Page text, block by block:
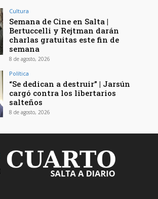
Cultura
Semana de Cine en Salta |
Bertuccelli y Rejtman darán
charlas gratuitas este fin de
semana
8 de agosto, 2026
Política
“Se dedican a destruir” | Jarsún
cargó contra los libertarios
salteños
8 de agosto, 2026